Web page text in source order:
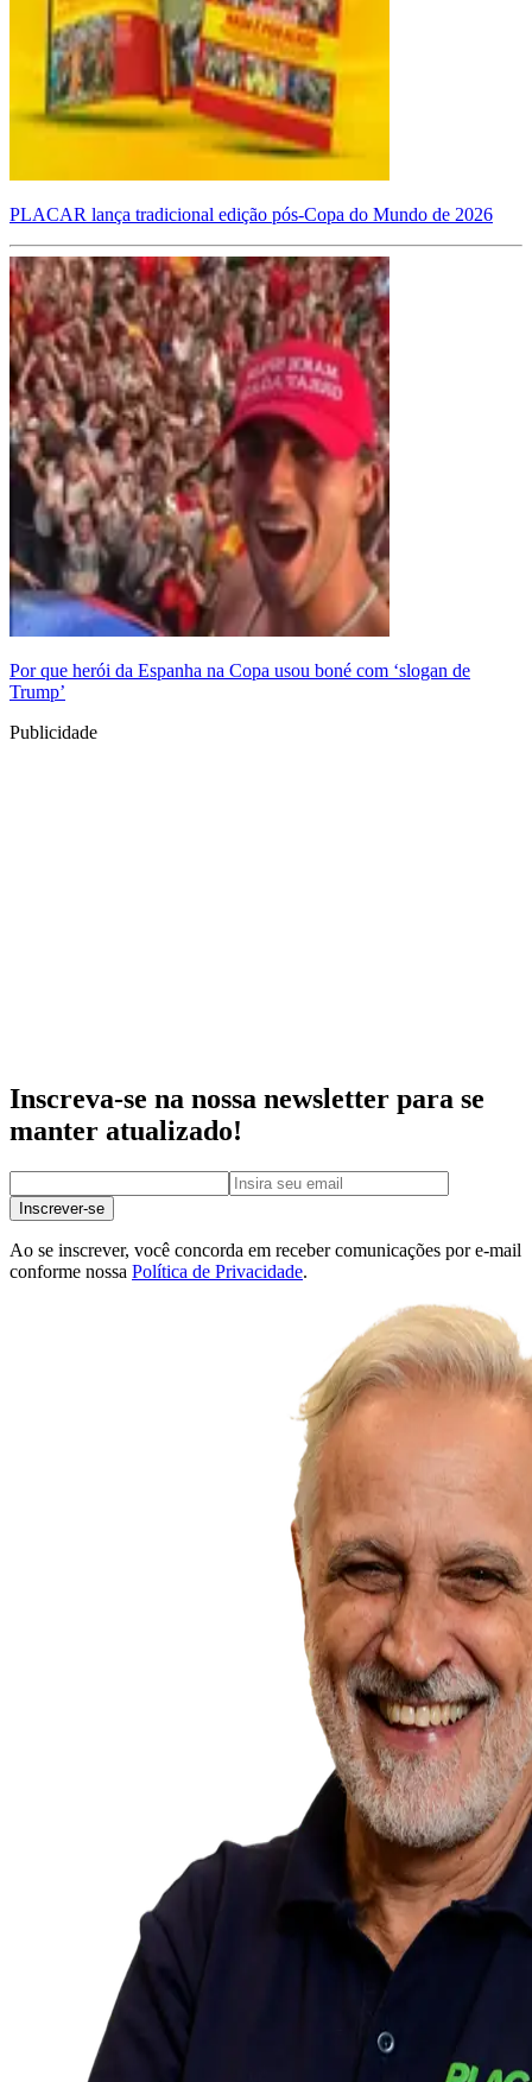
PLACAR lança tradicional edição pós-Copa do Mundo de 2026
Por que herói da Espanha na Copa usou boné com ‘slogan de
Trump’
Publicidade
Inscreva-se na nossa newsletter para se
manter atualizado!
Inscrever-se
Ao se inscrever, você concorda em receber comunicações por e-mail
conforme nossa Política de Privacidade.